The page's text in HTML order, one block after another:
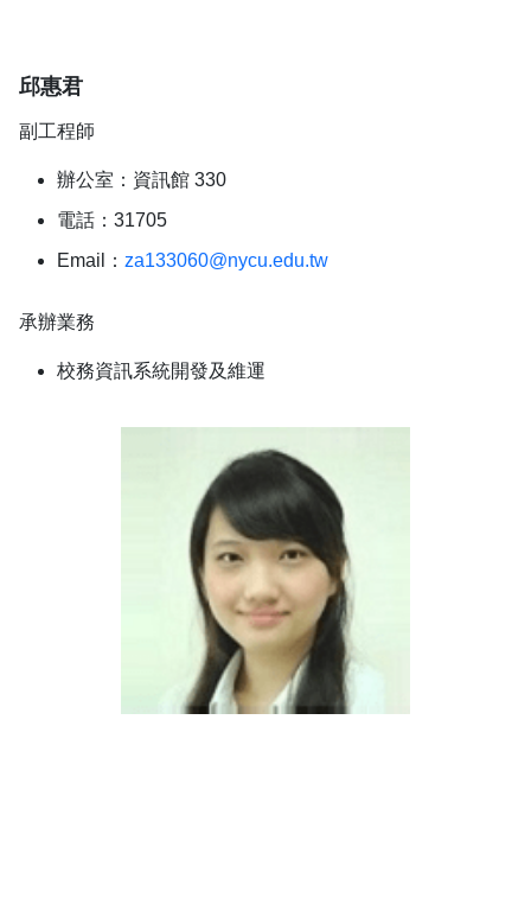
邱惠君
副工程師
辦公室：資訊館 330
電話：31705
Email： za133060@nycu.edu.tw
承辦業務
校務資訊系統開發及維運